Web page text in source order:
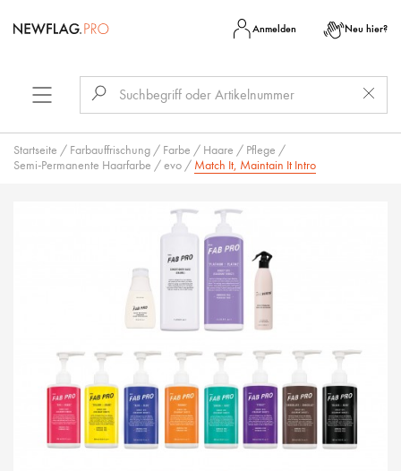
Anmelden Neu hier?
Startseite / Farbauffrischung / Farbe / Haare / Pflege /
Semi-Permanente Haarfarbe /evo / Match It, Maintain It Intro